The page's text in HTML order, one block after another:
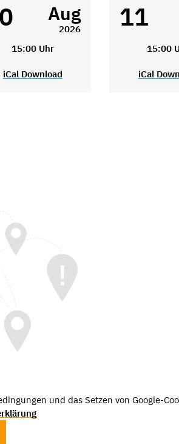
Aug
2026
15:00 Uhr
iCal Download
11
15:00
iCal
und das Setzen von Google-